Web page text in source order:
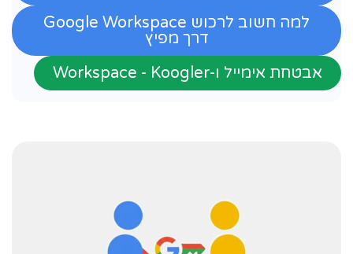
למה חשוב לרכוש Google Workspace
דרך מפיץ
אבטחת אימייל ו-Workspace - Koogler